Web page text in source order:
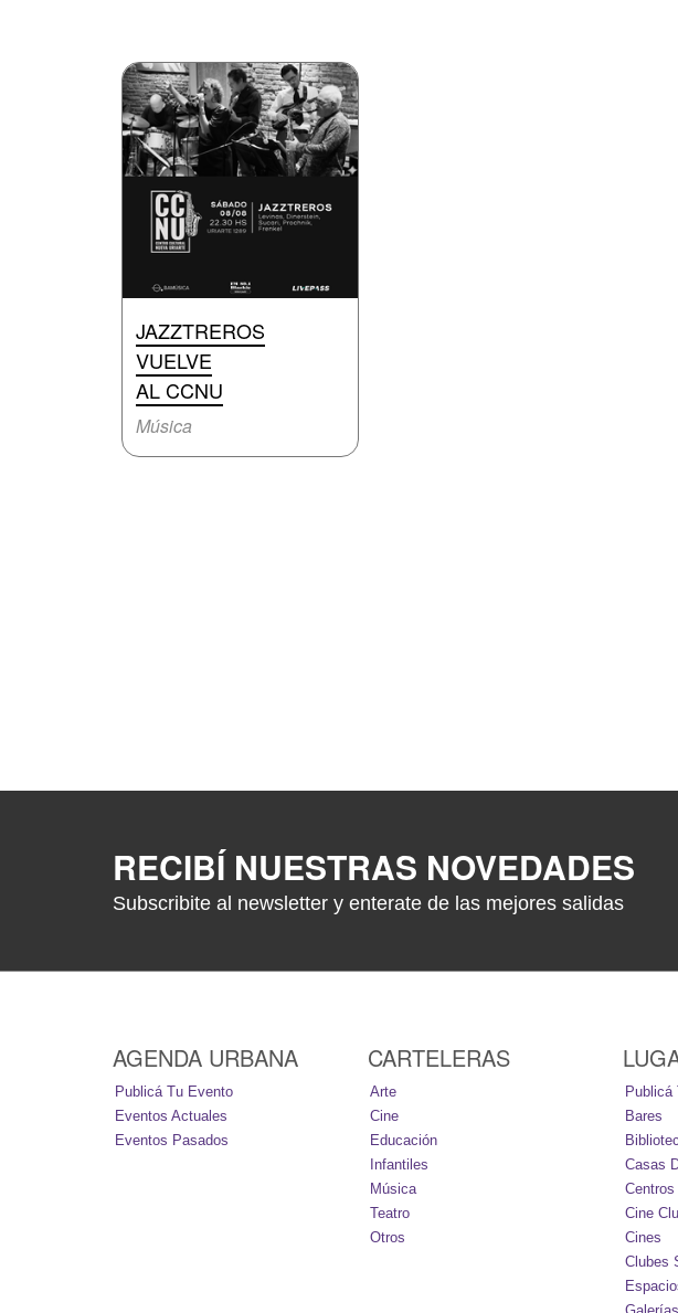
JAZZTREROS
VUELVE
AL CCNU
Música
RECIBÍ NUESTRAS NOVEDADES
Subscribite al newsletter y enterate de las mejores salidas
AGENDA URBANA
Publicá Tu Evento
Eventos Actuales
Eventos Pasados
CARTELERAS
Arte
Cine
Educación
Infantiles
Música
Teatro
Otros
Publicá
Bares
Casas
Cine
Cines
Clubes